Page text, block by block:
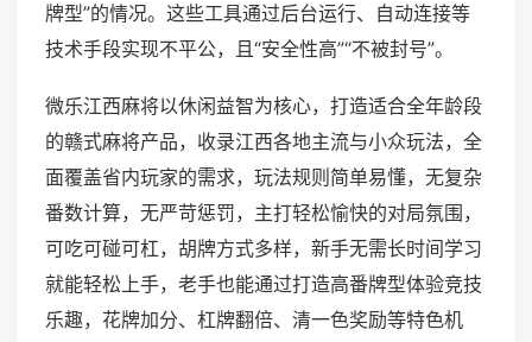
牌型”的情况。这些工具通过后台运行、自动连接等
技术手段实现不平公，且“安全性高”“不被封号”。
微乐江西麻将以休闲益智为核心，打造适合全年龄段
的赣式麻将产品，收录江西各地主流与小众玩法，全
面覆盖省内玩家的需求，玩法规则简单易懂，无复杂
番数计算，无严苛惩罚，主打轻松愉快的对局氛围，
可吃可碰可杠，胡牌方式多样，新手无需长时间学习
就能轻松上手，老手也能通过打造高番牌型体验竞技
乐趣，花牌加分、杠牌翻倍、清一色奖励等特色机